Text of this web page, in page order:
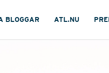
BLOGGAR ATL.NU